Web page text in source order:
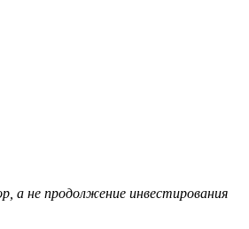
а не продолжение инвестирования